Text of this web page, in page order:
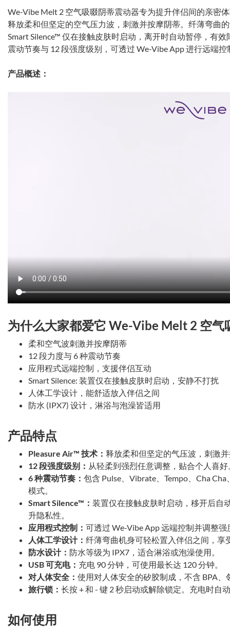
We-Vibe Melt 2 空气吸啜阴蒂震动器专为提升伴侣间的亲密
释放柔和但坚定的空气压力波，刺激并按摩阴蒂。纤薄弯曲
Smart Silence™ 仅在接触皮肤时启动，离开时自动暂停，有
震动节奏与 12 段强度级别，可透过 We-Vibe App 进行远端
产品概述：
为什么大家都爱它 We-Vibe Melt 2 空气
柔和空气波刺激并按摩阴蒂
12 段力度与 6 种震动节奏
应用程式远端控制，支援伴侣互动
Smart Silence: 装置仅在接触皮肤时启动，安静不打扰
人体工学设计，能舒适放入伴侣之间
防水 (IPX7) 设计，淋浴与泡澡皆适用
产品特点
Pleasure Air™ 技术： 释放柔和但坚定的气压波，刺激
12 段强度级别： 从轻柔到强烈任意调整，贴合个人喜好
6 种震动节奏： 包含 Pulse、Vibrate、Tempo、Cha
模式。
Smart Silence™： 装置仅在接触皮肤时启动，移开后自
升隐私性。
应用程式控制： 可透过 We-Vibe App 远端控制并调整强
人体工学设计： 纤薄弯曲机身可轻松置入伴侣之间，享
防水设计： 防水等级为 IPX7，适合淋浴或泡澡使用。
USB 可充电： 充电 90 分钟，可使用最长达 120 分钟。
对人体安全： 使用对人体安全的矽胶制成，不含 BPA、
旅行锁： 长按 + 和 - 键 2 秒启动或解除锁定。充电时自
如何使用